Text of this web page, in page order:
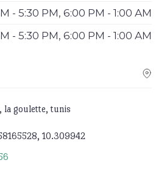
- 5:30 PM, 6:00 PM - 1:00 AM
- 5:30 PM, 6:00 PM - 1:00 AM
la goulette, tunis
10.309942